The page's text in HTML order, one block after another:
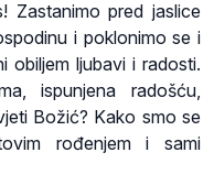
Zastanimo pred jaslice
i poklonimo se i
obiljem ljubavi i radosti.
ispunjena radošću,
Božić? Kako smo se
rođenjem i sami